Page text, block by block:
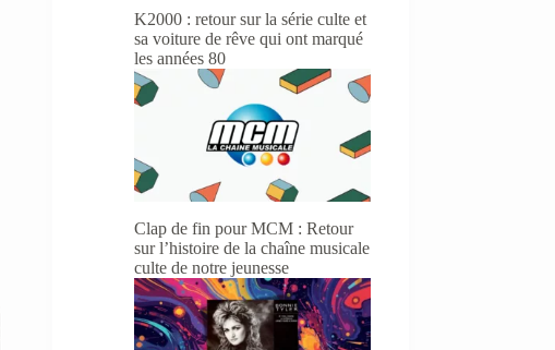
K2000 : retour sur la série culte et
sa voiture de rêve qui ont marqué
les années 80
Clap de fin pour MCM : Retour
sur l’histoire de la chaîne musicale
culte de notre jeunesse